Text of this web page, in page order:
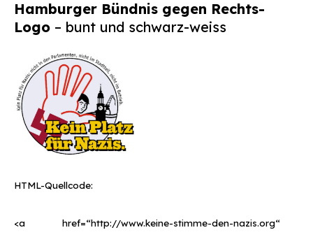
Hamburger Bündnis gegen Rechts-
Logo – bunt und schwarz-weiss
HTML-Quellcode:
<a href=“http://www.keine-stimme-den-nazis.org“